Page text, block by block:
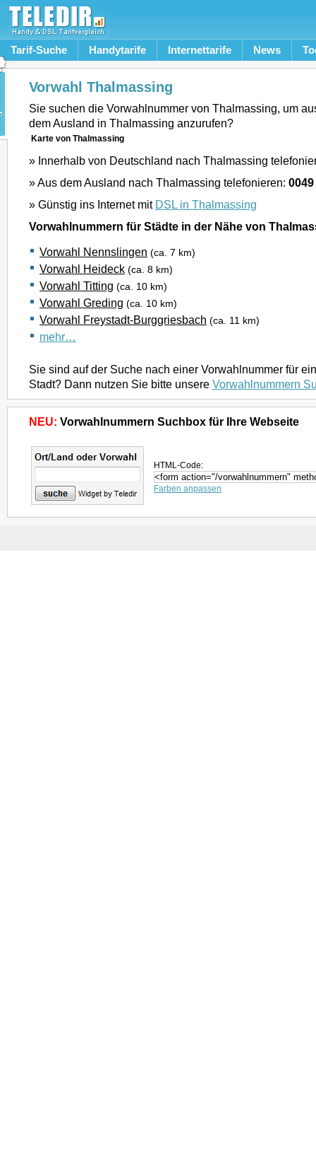
Tarif-Suche Handytarife Internettarife News
Vorwahl Thalmassing
Sie suchen die Vorwahlnummer von Thalmassing, um
dem Ausland in Thalmassing anzurufen?
Karte von Thalmassing
» Innerhalb von Deutschland nach Thalmassing
» Aus dem Ausland nach Thalmassing telefonieren:
» Günstig ins Internet mit DSL in Thalmassing
Vorwahlnummern für Städte in der Nähe von
Vorwahl Nennslingen (ca. 7 km)
Vorwahl Heideck (ca. 8 km)
Vorwahl Titting (ca. 10 km)
Vorwahl Greding (ca. 10 km)
Vorwahl Freystadt-Burggriesbach (ca. 11 km)
mehr…
Sie sind auf der Suche nach einer Vorwahlnummer für
Stadt? Dann nutzen Sie bitte unsere Vorwahlnummern
NEU: Vorwahlnummern Suchbox für Ihre Webseite
HTML-Code:
Farben anpassen